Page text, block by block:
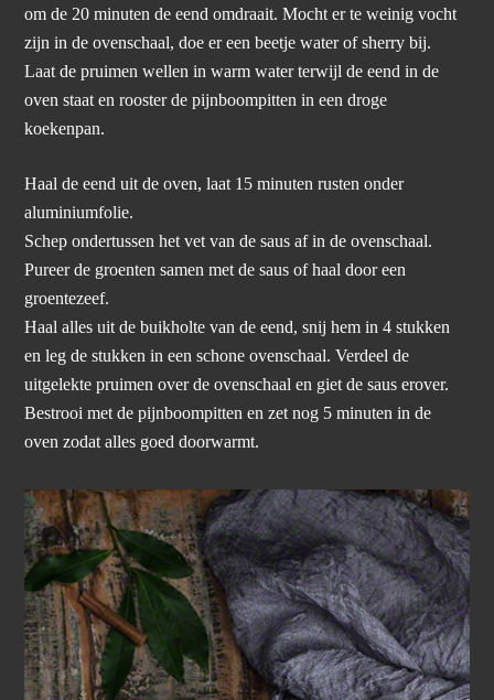
om de 20 minuten de eend omdraait. Mocht er te weinig vocht
zijn in de ovenschaal, doe er een beetje water of sherry bij.
Laat de pruimen wellen in warm water terwijl de eend in de
oven staat en rooster de pijnboompitten in een droge
koekenpan.
Haal de eend uit de oven, laat 15 minuten rusten onder
aluminiumfolie.
Schep ondertussen het vet van de saus af in de ovenschaal.
Pureer de groenten samen met de saus of haal door een
groentezeef.
Haal alles uit de buikholte van de eend, snij hem in 4 stukken
en leg de stukken in een schone ovenschaal. Verdeel de
uitgelekte pruimen over de ovenschaal en giet de saus erover.
Bestrooi met de pijnboompitten en zet nog 5 minuten in de
oven zodat alles goed doorwarmt.